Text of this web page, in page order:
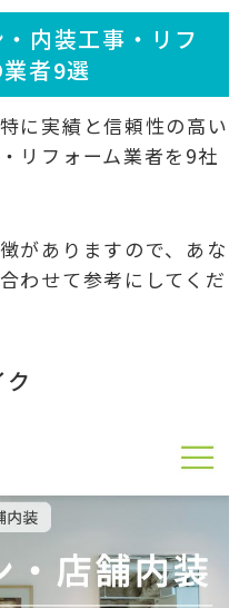
内装工事・リフ
者9選
に実績と信頼性の高い
リフォーム業者を9社
がありますので、あな
わせて参考にしてくだ